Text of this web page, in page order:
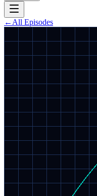
← All Episodes